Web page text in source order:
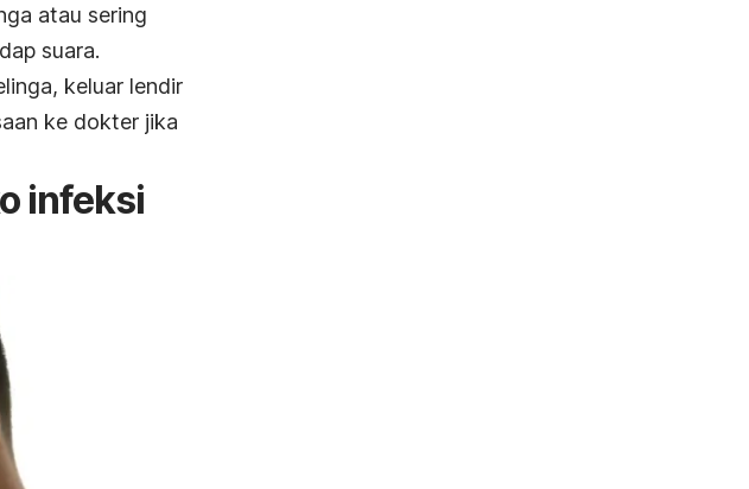
atau sering
suara.
keluar lendir
ke dokter jika
infeksi